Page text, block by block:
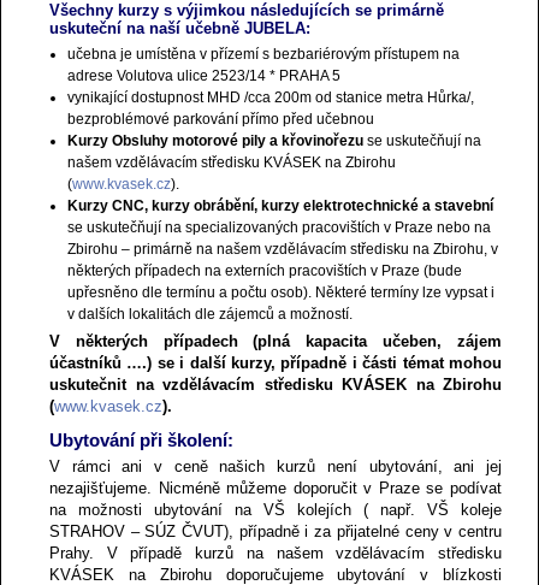
Všechny kurzy s výjimkou následujících se primárně
uskuteční na naší učebně JUBELA:
učebna je umístěna v přízemí s bezbariérovým přístupem na
adrese Volutova ulice 2523/14 * PRAHA 5
vynikající dostupnost MHD /cca 200m od stanice metra Hůrka/,
bezproblémové parkování přímo před učebnou
Kurzy Obsluhy motorové pily a křovinořezu se uskutečňují na
našem vzdělávacím středisku KVÁSEK na Zbirohu
(www.kvasek.cz).
Kurzy CNC, kurzy obrábění, kurzy elektrotechnické a stavební
se uskutečňují na specializovaných pracovištích v Praze nebo na
Zbirohu – primárně na našem vzdělávacím středisku na Zbirohu, v
některých případech na externích pracovištích v Praze (bude
upřesněno dle termínu a počtu osob). Některé termíny lze vypsat i
v dalších lokalitách dle zájemců a možností.
V některých případech (plná kapacita učeben, zájem
účastníků ….) se i další kurzy, případně i části témat mohou
uskutečnit na vzdělávacím středisku KVÁSEK na Zbirohu
(www.kvasek.cz).
Ubytování při školení:
V rámci ani v ceně našich kurzů není ubytování, ani jej
nezajišťujeme. Nicméně můžeme doporučit v Praze se podívat
na možnosti ubytování na VŠ kolejích ( např. VŠ koleje
STRAHOV – SÚZ ČVUT), případně i za přijatelné ceny v centru
Prahy. V případě kurzů na našem vzdělávacím středisku
KVÁSEK na Zbirohu doporučujeme ubytování v blízkosti